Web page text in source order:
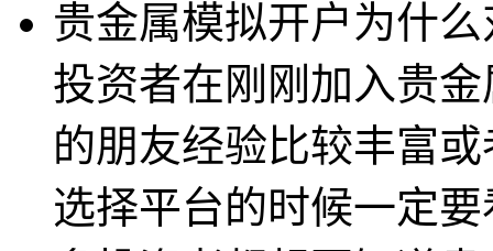
贵金属模拟开户为什
投资者在刚刚加入贵
的朋友经验比较丰富
选择平台的时候一定